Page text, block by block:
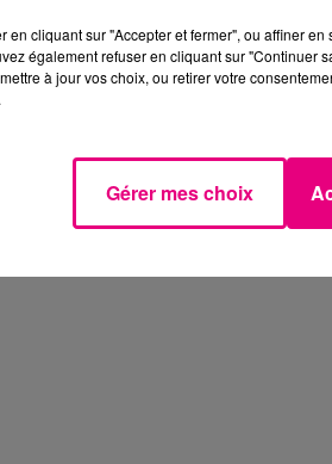
en cliquant sur "Accepter et fermer", ou affiner
également refuser en cliquant sur "Continuer
à jour vos choix, ou retirer votre
Gérer mes choix